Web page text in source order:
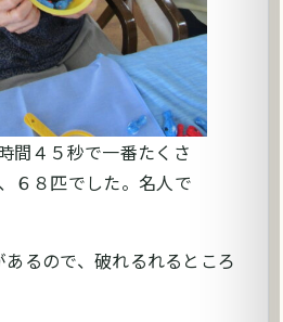
間４５秒で一番たくさ
６８匹でした。名人で
るので、破れるれるところ